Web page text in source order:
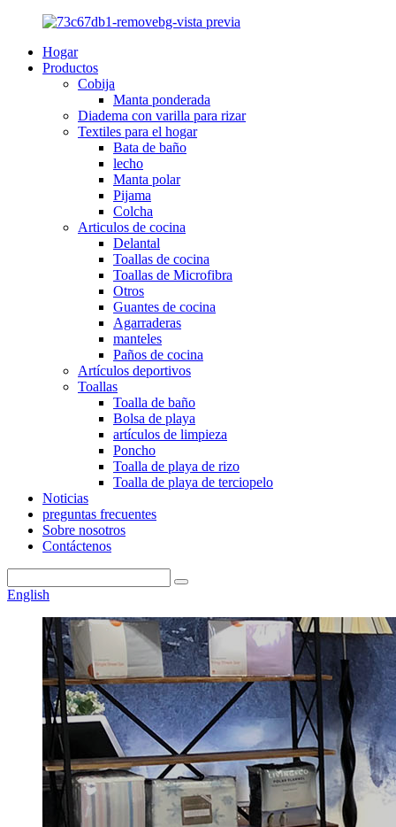
Hogar
Productos
Cobija
Manta ponderada
Diadema con varilla para rizar
Textiles para el hogar
Bata de baño
lecho
Manta polar
Pijama
Colcha
Articulos de cocina
Delantal
Toallas de cocina
Toallas de Microfibra
Otros
Guantes de cocina
Agarraderas
manteles
Paños de cocina
Artículos deportivos
Toallas
Toalla de baño
Bolsa de playa
artículos de limpieza
Poncho
Toalla de playa de rizo
Toalla de playa de terciopelo
Noticias
preguntas frecuentes
Sobre nosotros
Contáctenos
English